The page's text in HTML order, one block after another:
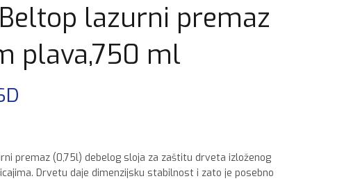
lazurni premaz
plava,750 ml
premaz (0,75l) debelog sloja za zaštitu drveta izloženog
Drvetu daje dimenzijsku stabilnost i zato je posebno